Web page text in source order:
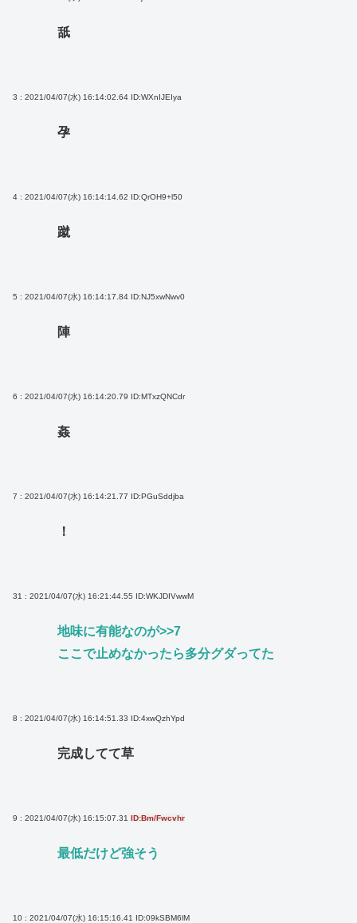
舐
3 : 2021/04/07(水) 16:14:02.64 ID:WXnIJEIya
孕
4 : 2021/04/07(水) 16:14:14.62 ID:QrOH9+l50
蹴
5 : 2021/04/07(水) 16:14:17.84 ID:NJ5xwNwv0
陣
6 : 2021/04/07(水) 16:14:20.79 ID:MTxzQNCdr
姦
7 : 2021/04/07(水) 16:14:21.77 ID:PGuSddjba
！
31 : 2021/04/07(水) 16:21:44.55 ID:WKJDIVwwM
地味に有能なのが>>7
ここで止めなかったら多分グダってた
8 : 2021/04/07(水) 16:14:51.33 ID:4xwQzhYpd
完成してて草
9 : 2021/04/07(水) 16:15:07.31 ID:Bm/Fwcvhr
最低だけど強そう
10 : 2021/04/07(水) 16:15:16.41 ID:09kSBM6lM